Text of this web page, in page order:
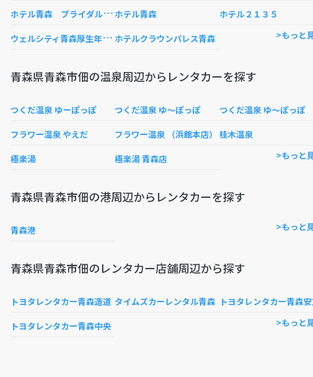
ホ
テル青森 ブライダル専用 ホテル青森 ホテル２１３５
ウ
ェルシティ青森厚生年金会館 ホテルクラウンパレス青森 >もっと
青森県青森市佃の温泉周辺からレンタカーを探す
つくだ温泉 ゆーぽっぽ つくだ温泉 ゆ～ぽっぽ つくだ温泉 ゆ～ぽっぽ
フラワー温泉 やえだ フラワー温泉 （浜館本店） 桂木温泉
極楽湯 極楽湯 青森店 >もっと
青森県青森市佃の港周辺からレンタカーを探す
青森港 >もっと
青森県青森市佃のレンタカー店舗周辺から探す
トヨタレンタカー青森造道 タイムズカーレンタル青森 トヨタレンタカー青森
トヨタレンタカー青森中央 >もっと